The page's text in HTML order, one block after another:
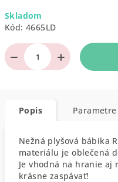
cena:
Skladom
Kód: 4665LD
+
−
Popis Parametre
Nežná plyšová bábika
materiálu je oblečená
Je vhodná na hranie aj
krásne zaspávať!